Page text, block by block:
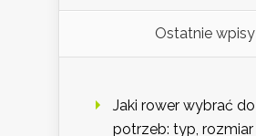
Ostatnie wpisy
Jaki rower wybrać
potrzeb: typ, rozmiar